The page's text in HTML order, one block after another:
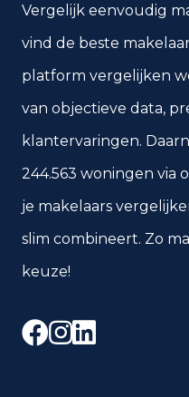
Vergelijk eenvoudig
vind de beste
platform vergelijken
van objectieve data,
klantervaringen.
244.563 woningen via
je makelaars
slim combineert. Zo
keuze!
Facebook